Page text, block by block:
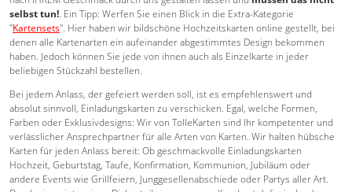
selbst tun!. Ein Tipp: Werfen Sie einen Blick in die Extra-Kategorie
"Kartensets". Hier haben wir bildschöne Hochzeitskarten online gestellt, bei
denen alle Kartenarten ein aufeinander abgestimmtes Design bekommen
haben. Jedoch können Sie jede von ihnen auch als Einzelkarte in jeder
beliebigen Stückzahl bestellen.
Bei jedem Anlass, der gefeiert werden soll, ist es empfehlenswert und
absolut sinnvoll, Einladungskarten zu verschicken. Egal, welche Formen,
Farben oder Exklusivdesigns: Wir von TolleKarten sind Ihr kompetenter und
verlässlicher Ansprechpartner für alle Arten von Karten. Wir halten hübsche
Karten für jeden Anlass bereit: Ob geschmackvolle Einladungskarten
Hochzeit, Geburtstag, Taufe, Konfirmation, Kommunion, Jubiläum oder
andere Events wie Grillfeiern, Junggesellenabschiede oder Partys aller Art.